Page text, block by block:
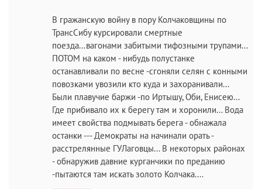
В гражанскую войну в пору Колчаковщины по
ТрансСибу курсировали смертные
поезда...вагонами забитыми тифозными трупами...
ПОТОМ на каком - нибудь полустанке
останавливали по весне -сгоняли селян с конными
повозками увозили кто куда и захоранивали...
Были плавучие баржи -по Иртышу, Оби, Енисею...
Где прибивало их к берегу там и хоронили... Вода
имеет свойства подмывать берега - обнажала
останки --- Демократы на начинали орать -
расстрелянные ГУЛаговцы... В некоторых районах
- обнаружив давние курганчики по преданию
-пытаются там искать золото Колчака....